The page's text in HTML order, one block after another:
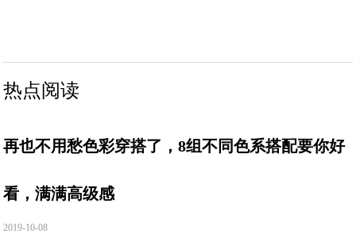
热点阅读
再也不用愁色彩穿搭了，8组不同色系搭配要你好
看，满满高级感
2019-10-08